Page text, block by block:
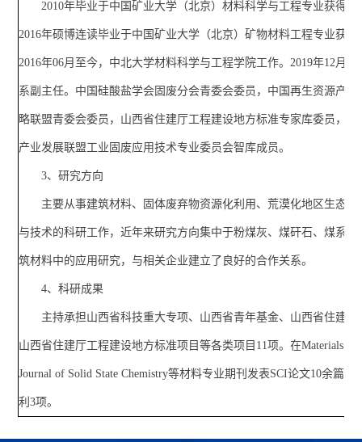
2010年毕业于中国矿业大学（北京）材料科学与工程专业获得学
2016年硕博连读毕业于中国矿业大学（北京）矿物材料工程专业获得
2016年06月至今，中北大学材料科学与工程学院工作。2019年12月
系副主任。中国硅酸盐学会固废分会青委会委员，中国再生资源产业
略联盟青委会委员，山西省住建厅工程建设地方标准专家库委员，中
产业发展联盟工业固废应用技术专业委员会智库成员。
3、研究方向
主要从事建筑材料、固体废弃物资源化利用、荒漠化地区生态恢
与技术的科研工作，近年来研究方向集中于粉煤灰、煤矸石、煤系高
筑材料中的应用研究，与相关企业建立了良好的合作关系。
4、科研成果
主持承担山西省科技重大专项、山西省青年基金、山西省住建厅
山西省住建厅工程建设地方标准项目等各类项目11项。在Materials
Journal of Solid State Chemistry等材料专业期刊发表SCI论文10余篇，
利3项。